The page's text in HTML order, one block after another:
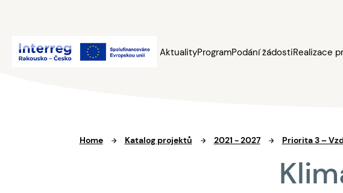
AktualityProgramPodání žádostiRealizace
Home Katalog projektů 2021 - 2027 Priorita 3 –